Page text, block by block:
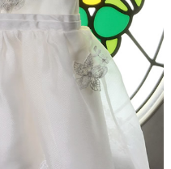
ーバースカートのツ
ス＆お宮参りケープ
いリボンのベビード